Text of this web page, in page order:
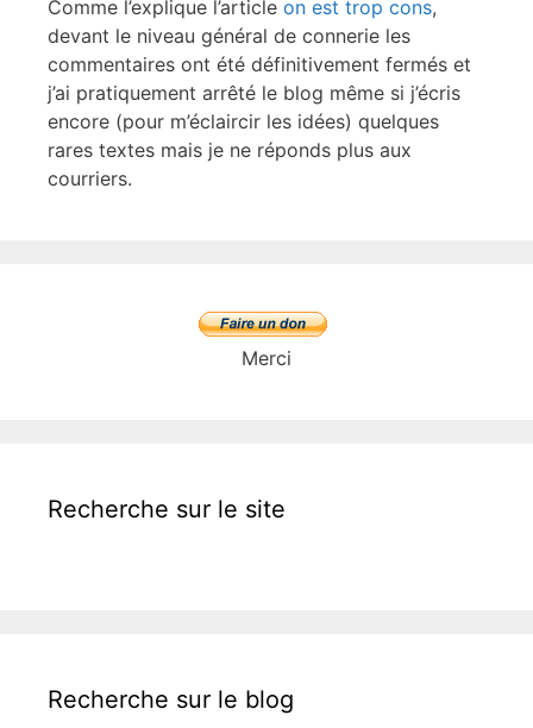
Comme l’explique l’article on est trop cons,
devant le niveau général de connerie les
commentaires ont été définitivement fermés et
j’ai pratiquement arrêté le blog même si j’écris
encore (pour m’éclaircir les idées) quelques
rares textes mais je ne réponds plus aux
courriers.
Merci
Recherche sur le site
Recherche sur le blog